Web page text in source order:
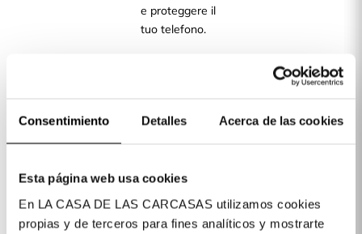
Consentimiento Detalles Acerca de las cookies
Esta página web usa cookies
En LA CASA DE LAS CARCASAS utilizamos cookies
propias y de terceros para fines analíticos y mostrarte
e proteggere il
tuo telefono.
telefoni cellulari
Dettagli del prodotto